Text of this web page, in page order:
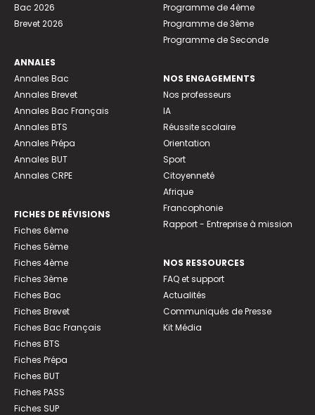
Bac 2026
Brevet 2026
ANNALES
Annales Bac
Annales Brevet
Annales Bac Français
Annales BTS
Annales Prépa
Annales BUT
Annales CRPE
FICHES DE RÉVISIONS
Fiches 6ème
Fiches 5ème
Fiches 4ème
Fiches 3ème
Fiches Bac
Fiches Brevet
Fiches Bac Français
Fiches BTS
Fiches Prépa
Fiches BUT
Fiches PASS
Fiches SUP
Programme de 4ème
Programme de 3ème
Programme de Seconde
NOS ENGAGEMENTS
Nos professeurs
IA
Réussite scolaire
Orientation
Sport
Citoyenneté
Afrique
Francophonie
Rapport - Entreprise à mission
NOS RESSOURCES
FAQ et support
Actualités
Communiqués de Presse
Kit Média